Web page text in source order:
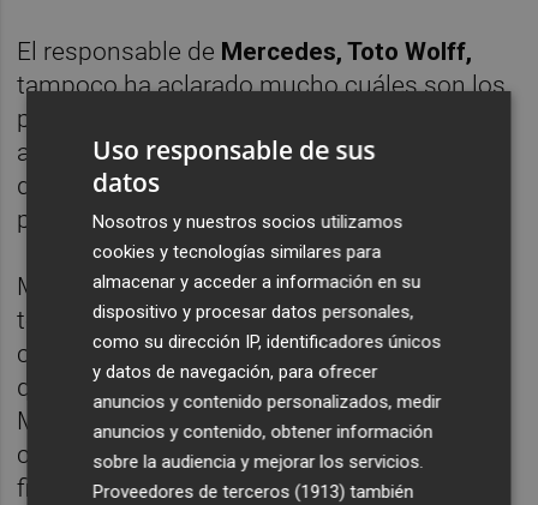
El responsable de Mercedes, Toto Wolff,
tampoco ha aclarado mucho cuáles son los
problemas en el coche de Hamilton, al
asegurar que en el equipo alemán se
desconoce aún qué sucedió para que el
piloto inglés quedase fuera del podio.
Mientras Hamilton acabó cuarto, el relevo lo
tomó un afortunado y entusiasta Bottas,
cuya salida en Sochi le colocó en un liderato
que ya no abandonó, manteniendo a
Mercedes en la primera posición de la
clasificación de constructores y firmando el
finlandés su primera victoria en su carrera,
Uso responsable de sus
datos
Nosotros y nuestros socios utilizamos
cookies y tecnologías similares para
almacenar y acceder a información en su
dispositivo y procesar datos personales,
como su dirección IP, identificadores únicos
y datos de navegación, para ofrecer
anuncios y contenido personalizados, medir
anuncios y contenido, obtener información
sobre la audiencia y mejorar los servicios.
Proveedores de terceros (1913) también